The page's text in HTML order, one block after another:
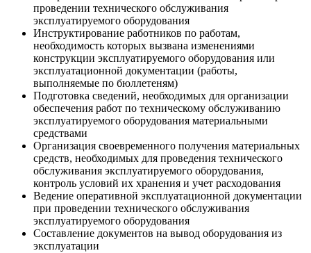
проведении технического обслуживания
эксплуатируемого оборудования
Инструктирование работников по работам,
необходимость которых вызвана изменениями
конструкции эксплуатируемого оборудования или
эксплуатационной документации (работы,
выполняемые по бюллетеням)
Подготовка сведений, необходимых для организации
обеспечения работ по техническому обслуживанию
эксплуатируемого оборудования материальными
средствами
Организация своевременного получения материальных
средств, необходимых для проведения технического
обслуживания эксплуатируемого оборудования,
контроль условий их хранения и учет расходования
Ведение оперативной эксплуатационной документации
при проведении технического обслуживания
эксплуатируемого оборудования
Составление документов на вывод оборудования из
эксплуатации